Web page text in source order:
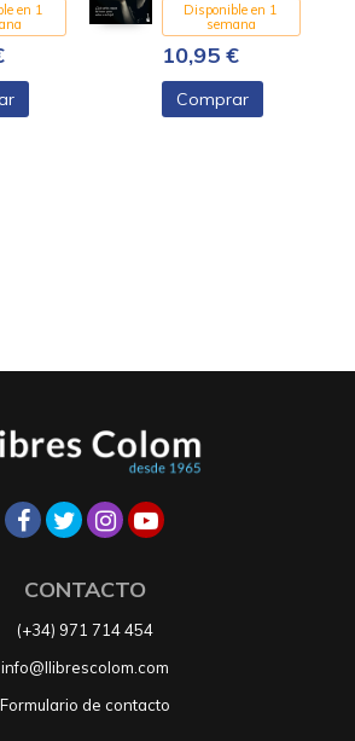
en 1
Disponible en 1
semana
10,95 €
Comprar
CONTACTO
(+34) 971 714 454
info@llibrescolom.com
Formulario de contacto